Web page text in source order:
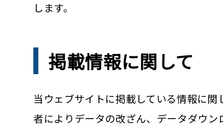
します。
掲載情報に関して
当ウェブサイトに掲載している情報に
者によりデータの改ざん、データダウ